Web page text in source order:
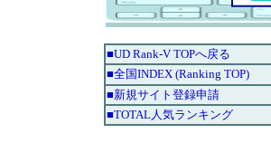
■UD Rank-V TOPへ戻る
■全国INDEX (Ranking TOP)
■新規サイト登録申請
■TOTAL人気ランキング